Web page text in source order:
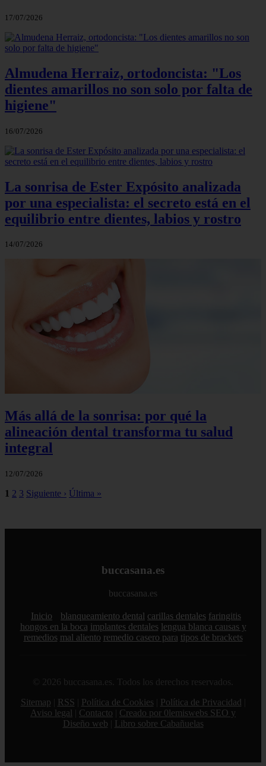
17/07/2026
Almudena Herraiz, ortodoncista: "Los
dientes amarillos no son solo por falta de
higiene"
16/07/2026
La sonrisa de Ester Expósito analizada
por una especialista: el secreto está en el
equilibrio entre dientes, labios y rostro
14/07/2026
Más allá de la sonrisa: por qué la
alineación dental transforma tu salud
integral
12/07/2026
1 2 3 Siguiente › Última »
buccasana.es
buccasana.es
Inicio blanqueamiento dental carillas dentales faringitis
hongos en la boca implantes dentales lengua blanca causas y
remedios mal aliento remedio casero para tipos de brackets
© 2026 buccasana.es. Todos los derechos reservados.
Sitemap
RSS Política de Cookies Política de Privacidad
Aviso legal
Contacto
Creado por 0lemiswebs SEO y
Diseño web
Libro sobre Cabañuelas